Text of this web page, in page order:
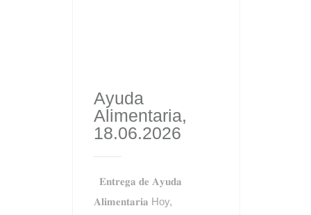
Ayuda
Alimentaria,
18.06.2026
𝐄𝐧𝐭𝐫𝐞𝐠𝐚 𝐝𝐞 𝐀𝐲𝐮𝐝𝐚
𝐀𝐥𝐢𝐦𝐞𝐧𝐭𝐚𝐫𝐢𝐚 Hoy,